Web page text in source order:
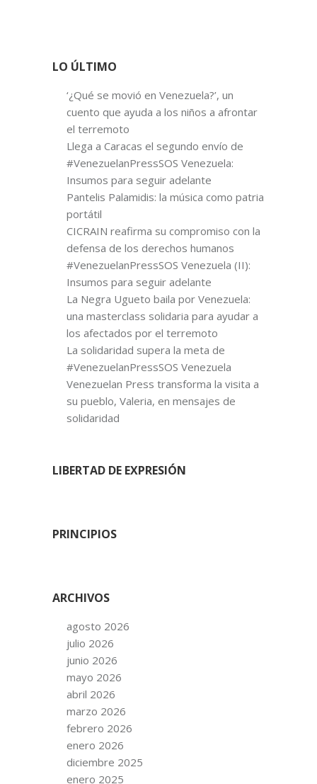
LO ÚLTIMO
‘¿Qué se movió en Venezuela?’, un
cuento que ayuda a los niños a afrontar
el terremoto
Llega a Caracas el segundo envío de
#VenezuelanPressSOS Venezuela:
Insumos para seguir adelante
Pantelis Palamidis: la música como patria
portátil
CICRAIN reafirma su compromiso con la
defensa de los derechos humanos
#VenezuelanPressSOS Venezuela (II):
Insumos para seguir adelante
La Negra Ugueto baila por Venezuela:
una masterclass solidaria para ayudar a
los afectados por el terremoto
La solidaridad supera la meta de
#VenezuelanPressSOS Venezuela
Venezuelan Press transforma la visita a
su pueblo, Valeria, en mensajes de
solidaridad
LIBERTAD DE EXPRESIÓN
PRINCIPIOS
ARCHIVOS
agosto 2026
julio 2026
junio 2026
mayo 2026
abril 2026
marzo 2026
febrero 2026
enero 2026
diciembre 2025
enero 2025